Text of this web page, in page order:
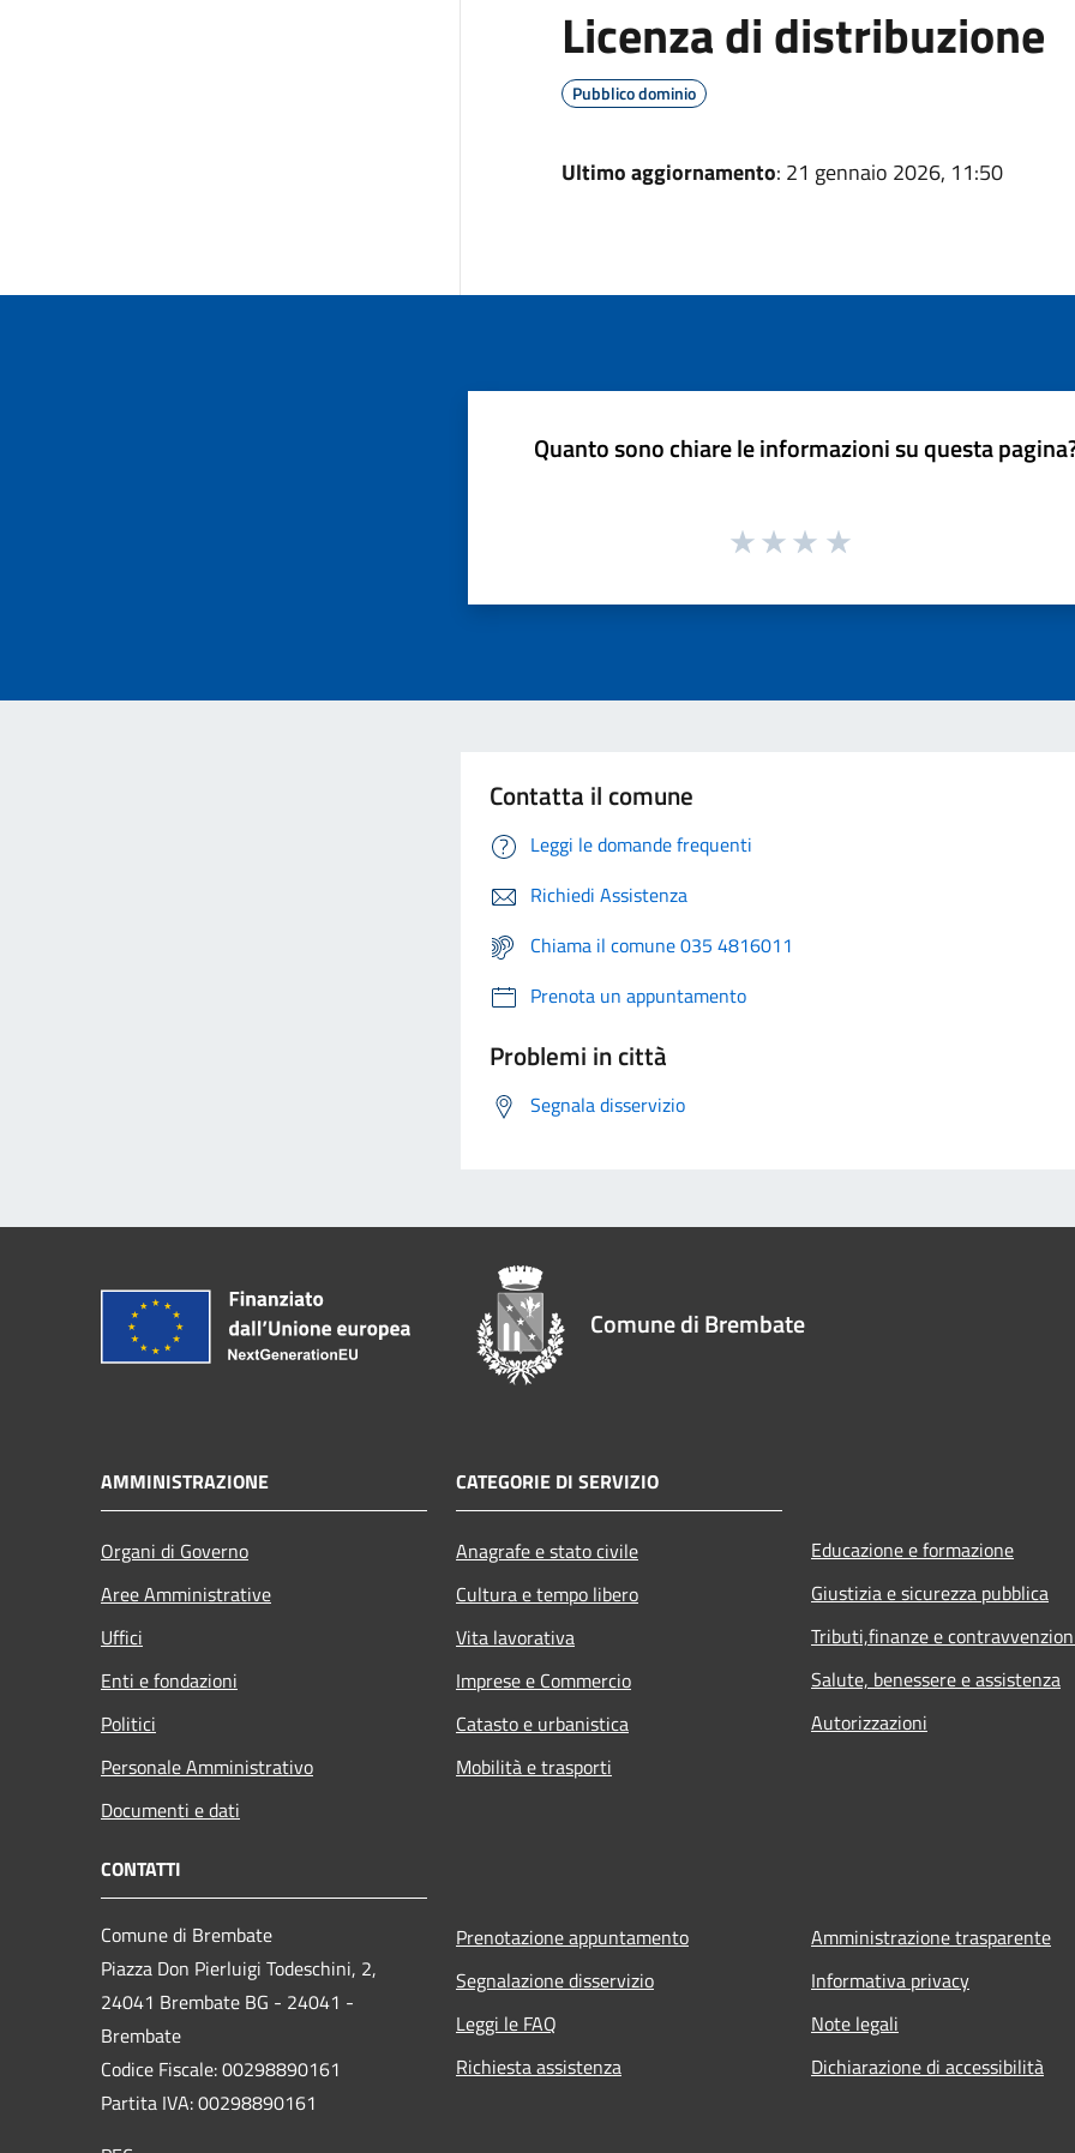
Licenza di distribuzione
Pubblico dominio
Ultimo aggiornamento: 21 gennaio 2026, 11:50
Quanto sono chiare le informazioni su questa
Contatta il comune
Leggi le domande frequenti
Richiedi Assistenza
Chiama il comune 035 4816011
Prenota un appuntamento
Problemi in città
Segnala disservizio
Comune di Brembate
AMMINISTRAZIONE
Organi di Governo
Aree Amministrative
Uffici
Enti e fondazioni
Politici
Personale Amministrativo
Documenti e dati
CATEGORIE DI SERVIZIO
Anagrafe e stato civile
Cultura e tempo libero
Vita lavorativa
Imprese e Commercio
Catasto e urbanistica
Mobilità e trasporti
Educazione e formazione
Giustizia e sicurezza pubblica
Tributi,finanze e
Salute, benessere e assistenza
Autorizzazioni
CONTATTI
Comune di Brembate
Piazza Don Pierluigi Todeschini, 2,
24041 Brembate BG - 24041 -
Brembate
Codice Fiscale: 00298890161
Partita IVA: 00298890161
Prenotazione appuntamento
Segnalazione disservizio
Leggi le FAQ
Richiesta assistenza
Amministrazione trasparente
Informativa privacy
Note legali
Dichiarazione di accessibilità